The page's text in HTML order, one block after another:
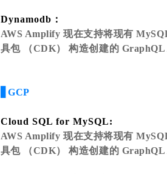
Dynamodb：
AWS Amplify 现在支持将现有
具包 （CDK） 构造创建的 GraphQL
▋GCP
Cloud SQL for MySQL:
AWS Amplify 现在支持将现有
具包 （CDK） 构造创建的 GraphQL